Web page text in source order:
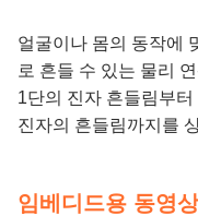
얼굴이나 몸의 동작에
로 흔들 수 있는 물리
1단의 진자 흔들림부
진자의 흔들림까지를
임베디드용 동영